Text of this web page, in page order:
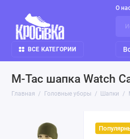
О
ВСЕ КАТЕГОРИИ
M-Tac шапка Watch
Главная Головные уборы Шапки